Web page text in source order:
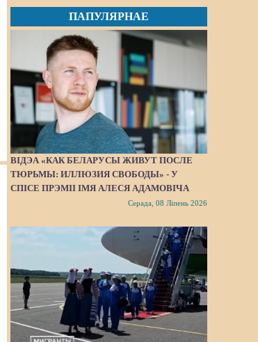
ПАПУЛЯРНАЕ
ВІДЭА «КАК БЕЛАРУСЫ ЖИВУТ ПОСЛЕ
ТЮРЬМЫ: ИЛЛЮЗИЯ СВОБОДЫ» - У
СПІСЕ ПРЭМІІ ІМЯ АЛЕСЯ АДАМОВІЧА
Серада, 08 Ліпень 2026